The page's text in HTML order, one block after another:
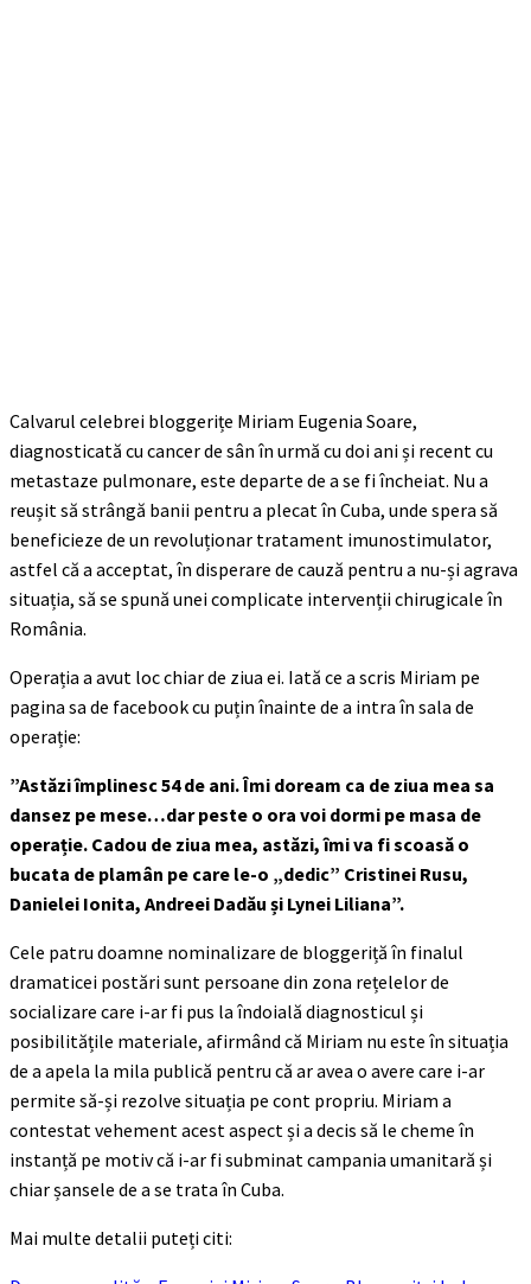
Calvarul celebrei bloggerițe Miriam Eugenia Soare,
diagnosticată cu cancer de sân în urmă cu doi ani și recent cu
metastaze pulmonare, este departe de a se fi încheiat. Nu a
reușit să strângă banii pentru a plecat în Cuba, unde spera să
beneficieze de un revoluționar tratament imunostimulator,
astfel că a acceptat, în disperare de cauză pentru a nu-și agrava
situația, să se spună unei complicate intervenții chirugicale în
România.
Operația a avut loc chiar de ziua ei. Iată ce a scris Miriam pe
pagina sa de facebook cu puțin înainte de a intra în sala de
operație:
”Astăzi împlinesc 54 de ani. Îmi doream ca de ziua mea sa
dansez pe mese…dar peste o ora voi dormi pe masa de
operație. Cadou de ziua mea, astăzi, îmi va fi scoasă o
bucata de plamân pe care le-o „dedic” Cristinei Rusu,
Danielei Ionita, Andreei Dadău și Lynei Liliana”.
Cele patru doamne nominalizare de bloggeriță în finalul
dramaticei postări sunt persoane din zona rețelelor de
socializare care i-ar fi pus la îndoială diagnosticul și
posibilitățile materiale, afirmând că Miriam nu este în situația
de a apela la mila publică pentru că ar avea o avere care i-ar
permite să-și rezolve situația pe cont propriu. Miriam a
contestat vehement acest aspect și a decis să le cheme în
instanță pe motiv că i-ar fi subminat campania umanitară și
chiar șansele de a se trata în Cuba.
Mai multe detalii puteți citi: